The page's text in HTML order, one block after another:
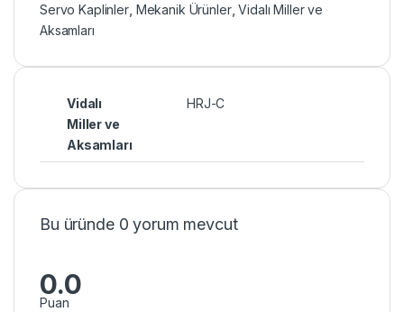
Servo Kaplinler, Mekanik Ürünler,Vidalı Miller ve
Aksamları
Vidalı
Miller ve
Aksamları
HRJ-C
Bu üründe 0 yorum mevcut
0.0
Puan